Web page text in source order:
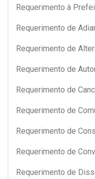
Requerimento à
Requerimento de
Requerimento de
Requerimento de
Requerimento de
Requerimento de
Requerimento de
Requerimento de
Requerimento de